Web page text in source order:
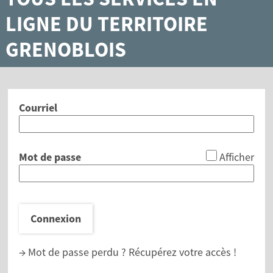
LIGNE DU TERRITOIRE
GRENOBLOIS
Courriel
Mot de passe Afficher
Connexion
→ Mot de passe perdu ? Récupérez votre accès !